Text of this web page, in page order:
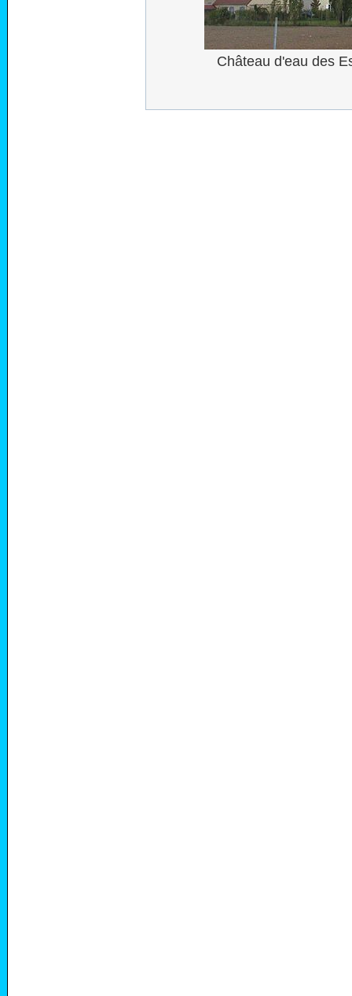
Château d'eau des